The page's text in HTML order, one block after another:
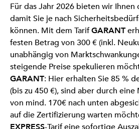
Für das Jahr 2026 bieten wir
damit Sie je nach
können. Mit dem TarifGARANT
festen Betrag von 300 € (inkl.
unabhängig von
steigende Preise spekulieren
GARANT: Hier erhalten Sie 85 %
(bis zu 450 €), sind aber durch
von mind. 170€ nach unten
auf die Zertifizierung warten
EXPRESS-Tarif eine sofortige